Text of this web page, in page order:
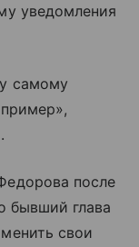
уведомления
самому
после
бывший глава
свои